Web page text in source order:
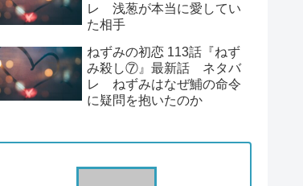
レ 浅葱が本当に愛してい
た相手
ねずみの初恋 113話『ねず
み殺し⑦』最新話 ネタバ
レ ねずみはなぜ鯆の命令
に疑問を抱いたのか